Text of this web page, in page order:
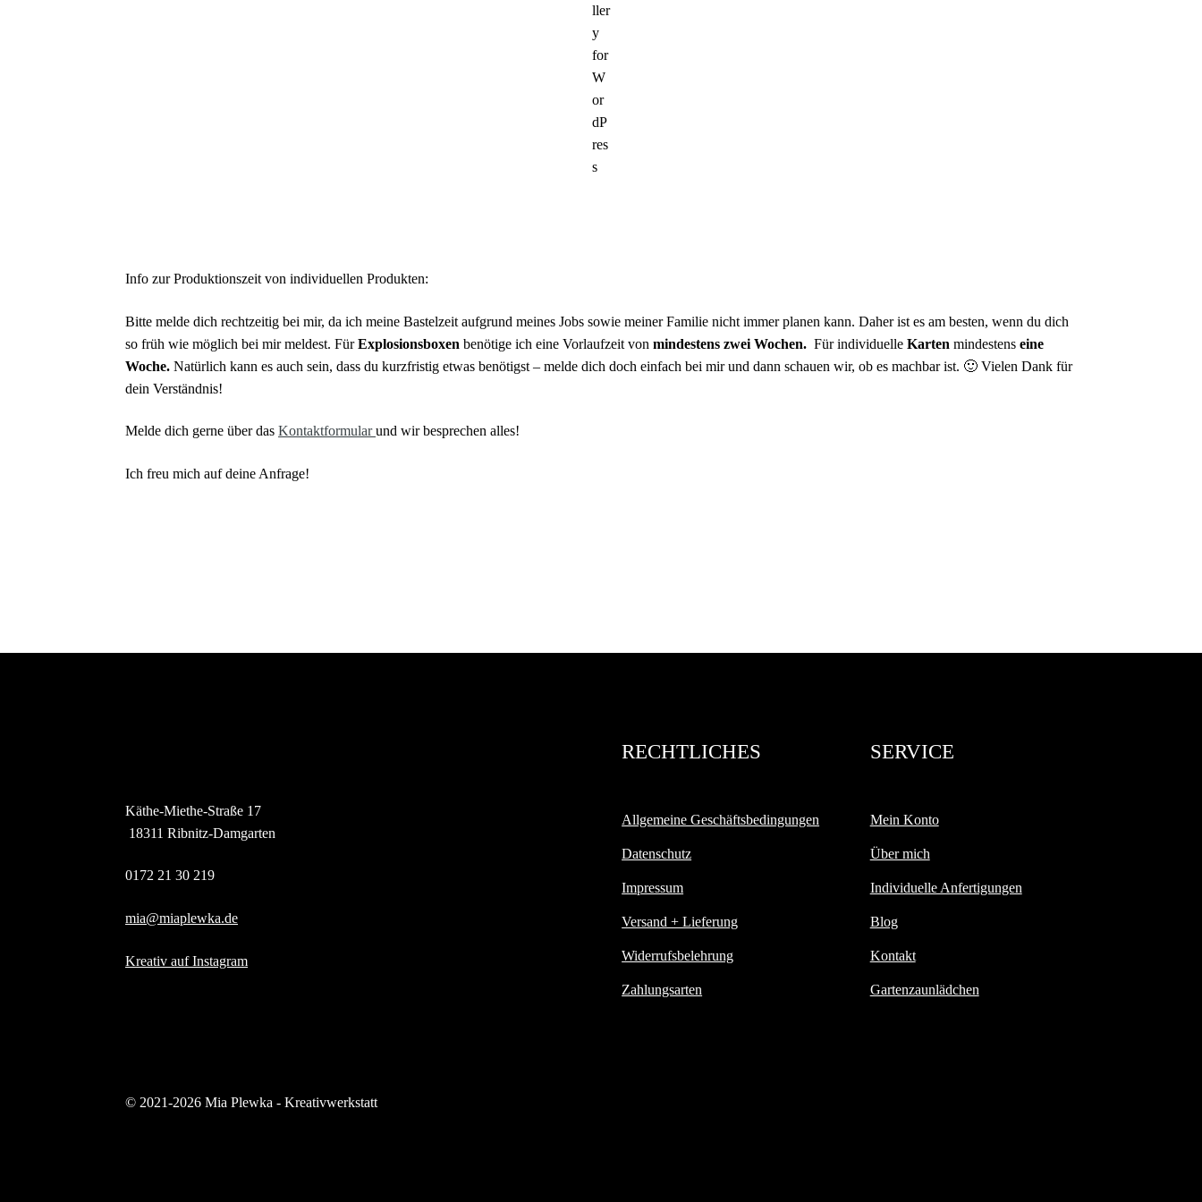
Info zur Produktionszeit von individuellen Produkten:
Bitte melde dich rechtzeitig bei mir, da ich meine Bastelzeit aufgrund meines Jobs sowie meiner Familie nicht immer planen kann. Daher ist es am besten, wenn du dich
so früh wie möglich bei mir meldest. FürExplosionsboxen benötige ich eine Vorlaufzeit vonmindestens zwei Wochen. Für individuelleKarten mindestenseine
Woche. Natürlich kann es auch sein, dass du kurzfristig etwas benötigst – melde dich doch einfach bei mir und dann schauen wir, ob es machbar ist. 🙂 Vielen Dank für
dein Verständnis!
Melde dich gerne über dasKontaktformularund wir besprechen alles!
Ich freu mich auf deine Anfrage!
Käthe-Miethe-Straße 17
18311 Ribnitz-Damgarten
0172 21 30 219
mia@miaplewka.de
Kreativ auf Instagram
RECHTLICHES
Allgemeine Geschäftsbedingungen
Datenschutz
Impressum
Versand + Lieferung
Widerrufsbelehrung
Zahlungsarten
SERVICE
Mein Konto
Über mich
Individuelle Anfertigungen
Blog
Kontakt
Gartenzaunlädchen
© 2021-2026 Mia Plewka - Kreativwerkstatt